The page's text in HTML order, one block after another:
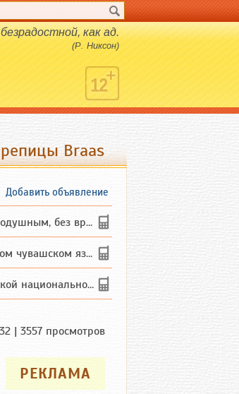
как ад.
(Р. Никсон)
Braas
Добавить объявление
без вредных ...
языке
дл...
| 3557 просмотров
РЕКЛАМА